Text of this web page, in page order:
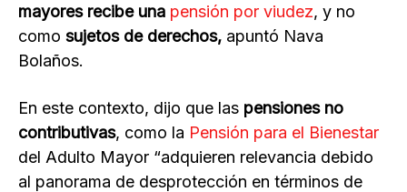
mayores recibe una pensión por viudez, y no
como sujetos de derechos, apuntó Nava
Bolaños.
En este contexto, dijo que las pensiones no
contributivas, como la Pensión para el Bienestar
del Adulto Mayor “adquieren relevancia debido
al panorama de desprotección en términos de